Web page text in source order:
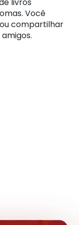
livros
Você
compartilhar